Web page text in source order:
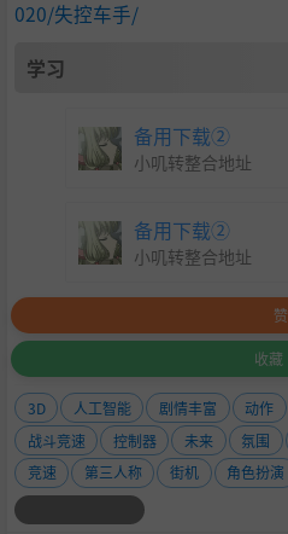
020/失控车手/
学习
备用下载②
小叽转整合地址
备用下载②
小叽转整合地址
赞
收藏
3D 人工智能 剧情丰富 动作
战斗竞速
控制器 未来 氛围
竞速
第三人称 街机 角色扮演